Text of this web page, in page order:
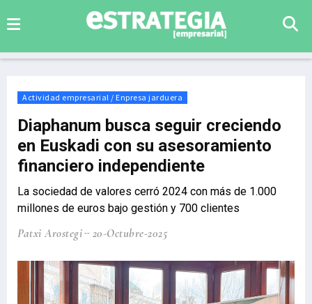
Actividad empresarial / Enpresa jarduera
Diaphanum busca seguir creciendo
en Euskadi con su asesoramiento
financiero independiente
La sociedad de valores cerró 2024 con más de 1.000
millones de euros bajo gestión y 700 clientes
Patxi Arostegi 20-Octubre-2025